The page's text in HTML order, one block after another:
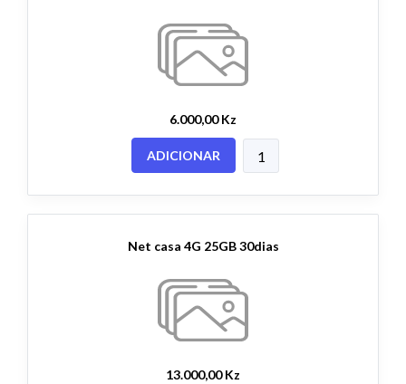
6.000,00 Kz
ADICIONAR
Net casa 4G 25GB 30dias
13.000,00 Kz